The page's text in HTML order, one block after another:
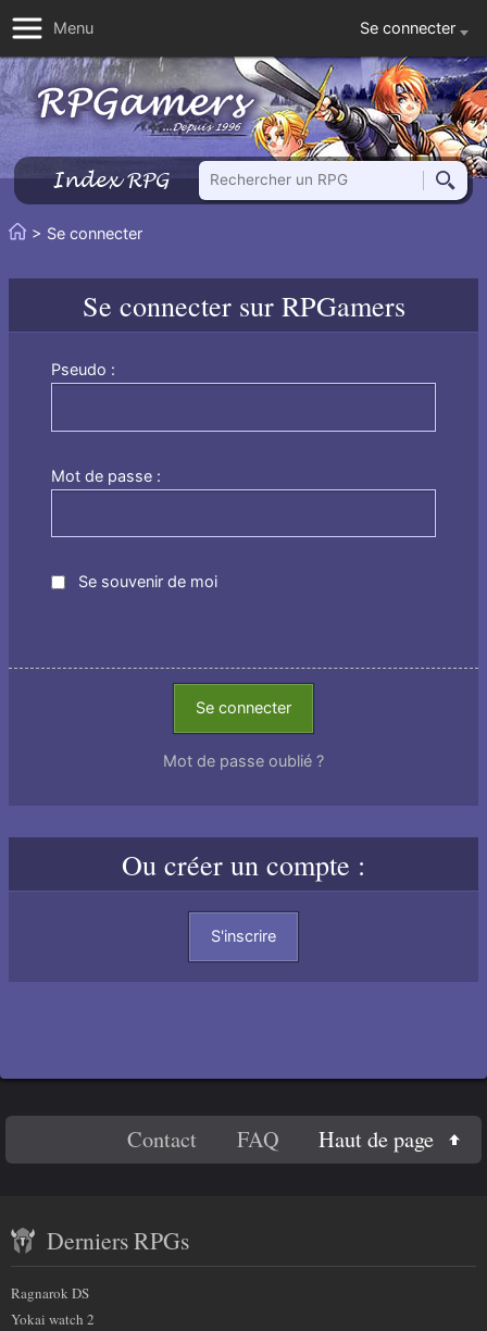
Menu Se connecter
Index RPG
Rechercher un RPG
Vous> Se connecter
Se connecter sur RPGamers
Pseudo :
Mot de passe :
Se souvenir de moi
Se connecter
Mot de passe oublié ?
Ou créer un compte :
S'inscrire
plus
sur
nous
Contact FAQ Haut de page
récent
et
partenaires
Derniers RPGs
Ragnarok DS
Yokai watch 2